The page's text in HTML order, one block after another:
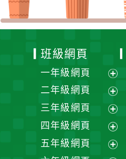
班級網頁
一年級網頁
展
選
單
二年級網頁
展
選
單
三年級網頁
展
選
四年級網頁
展
五年級網頁